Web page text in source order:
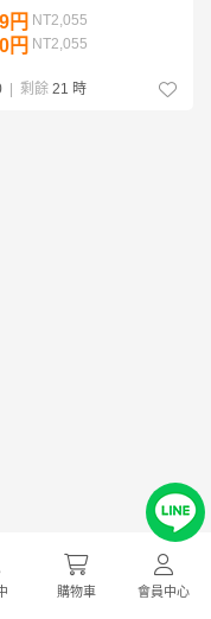
購物車 會員中心
ロテクションフィルム
ット済 艶ありクリア １
円 NT2,055
円 NT2,055
| 剩餘 21 時